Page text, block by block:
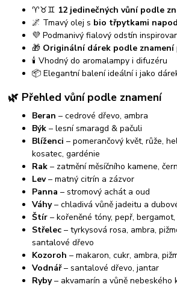
♈♉♊ 12 jedinečných vůní podle
🌌 Tmavý olej s bio třpytkami
💜 Podmanivý fialový odstín
🎁 Originální dárek podle znamení
🕯️ Vhodný do aromalampy i difuzéru
📦 Elegantní balení ideální i jako
🌿 Přehled vůní podle znamení
Beran – cedrové dřevo, ambra
Býk – lesní smaragd & pačuli
Blíženci – pomerančový květ, růže,
kosatec, gardénie
Rak – zatmění měsíčního kamene,
Lev– matný citrín a zázvor
Panna – stromový achát a oud
Váhy– chladivá vůně jadeitu a
Štír – kořeněné tóny, pepř,
Střelec – tyrkysová rosa, ambra,
santalové dřevo
Kozoroh – makaron, cukr, ambra,
Vodnář– santalové dřevo, jantar
Ryby– akvamarín a vůně nebeského